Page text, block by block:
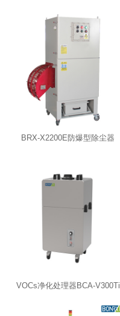
BRX-X2200E防爆型除尘器
VOCs净化处理器BCA-V300Ti